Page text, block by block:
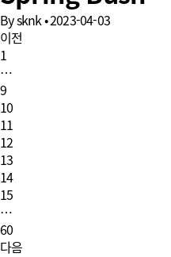
Bysknk•2023-04-03
이전
1
…
9
10
11
12
13
14
15
…
60
다음